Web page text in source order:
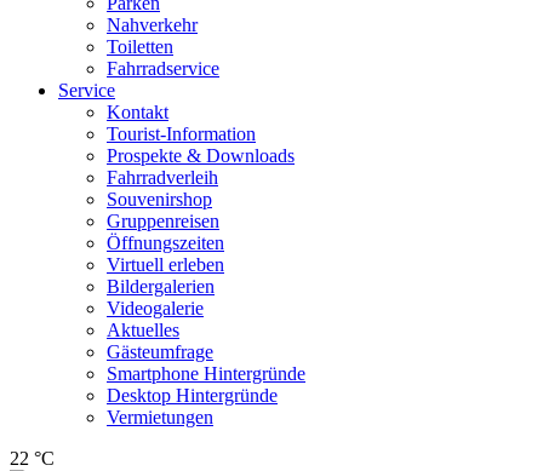
Nahverkehr
Toiletten
Fahrradservice
Service
Kontakt
Tourist-Information
Prospekte & Downloads
Fahrradverleih
Souvenirshop
Gruppenreisen
Öffnungszeiten
Virtuell erleben
Bildergalerien
Videogalerie
Aktuelles
Gästeumfrage
Smartphone Hintergründe
Desktop Hintergründe
Vermietungen
22 °C